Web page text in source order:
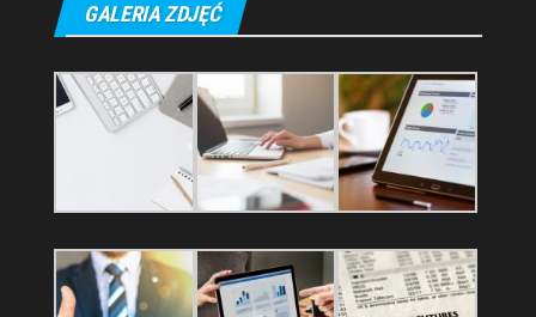
GALERIA ZDJĘĆ